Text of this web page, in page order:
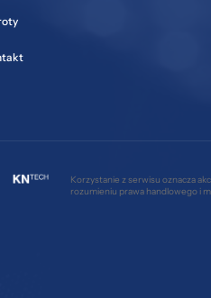
Korzystanie z serwisu oznacza
rozumieniu prawa handlowego i